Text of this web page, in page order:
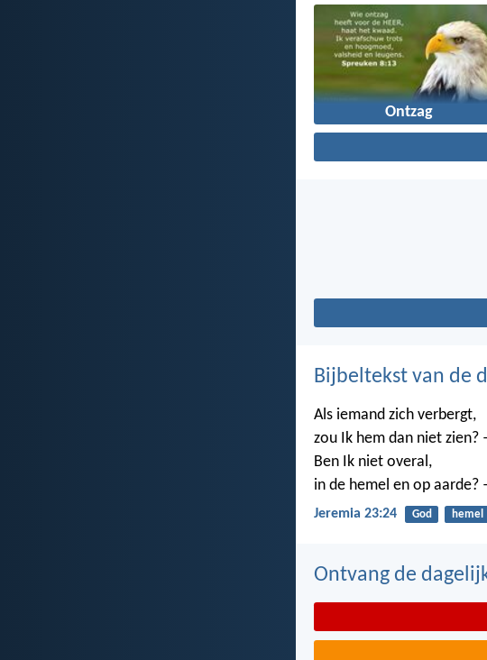
Ontzag
Bijbeltekst van de
Als iemand zich verbergt,
zou Ik hem dan niet zien?
Ben Ik niet overal,
in de hemel en op aarde?
Jeremia 23:24 God hemel
Ontvang de